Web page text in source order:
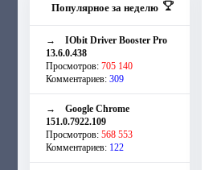
Популярное за неделю
→ IObit Driver Booster Pro
13.6.0.438
Просмотров: 705 140
Комментариев: 309
→ Google Chrome
151.0.7922.109
Просмотров: 568 553
Комментариев: 122